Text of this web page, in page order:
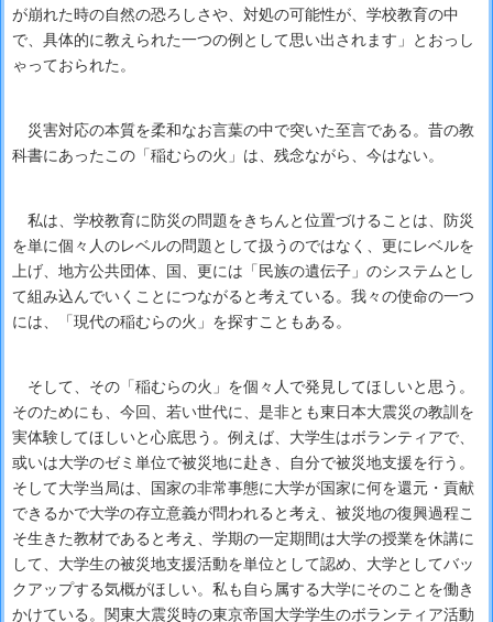
が崩れた時の自然の恐ろしさや、対処の可能性が、学校教育の中
で、具体的に教えられた一つの例として思い出されます」とおっし
ゃっておられた。
災害対応の本質を柔和なお言葉の中で突いた至言である。昔の教
科書にあったこの「稲むらの火」は、残念ながら、今はない。
私は、学校教育に防災の問題をきちんと位置づけることは、防災
を単に個々人のレベルの問題として扱うのではなく、更にレベルを
上げ、地方公共団体、国、更には「民族の遺伝子」のシステムとし
て組み込んでいくことにつながると考えている。我々の使命の一つ
には、「現代の稲むらの火」を探すこともある。
そして、その「稲むらの火」を個々人で発見してほしいと思う。
そのためにも、今回、若い世代に、是非とも東日本大震災の教訓を
実体験してほしいと心底思う。例えば、大学生はボランティアで、
或いは大学のゼミ単位で被災地に赴き、自分で被災地支援を行う。
そして大学当局は、国家の非常事態に大学が国家に何を還元・貢献
できるかで大学の存立意義が問われると考え、被災地の復興過程こ
そ生きた教材であると考え、学期の一定期間は大学の授業を休講に
して、大学生の被災地支援活動を単位として認め、大学としてバッ
クアップする気概がほしい。私も自ら属する大学にそのことを働き
かけている。関東大震災時の東京帝国大学学生のボランティア活動